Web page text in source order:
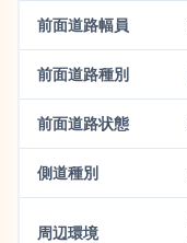
前面道路幅員
前面道路種別
前面道路状態
側道種別
周辺環境